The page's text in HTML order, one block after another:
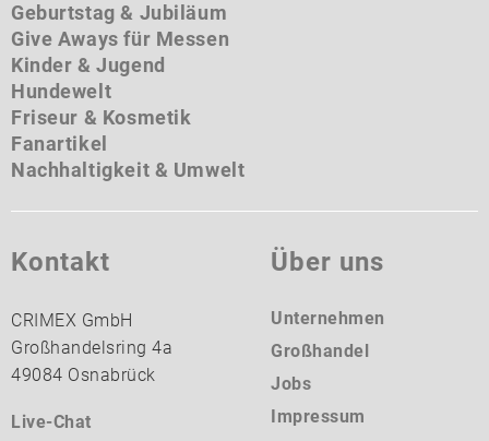
Geburtstag & Jubiläum
Give Aways für Messen
Kinder & Jugend
Hundewelt
Friseur & Kosmetik
Fanartikel
Nachhaltigkeit & Umwelt
Kontakt
CRIMEX GmbH
Großhandelsring 4a
49084 Osnabrück
Live-Chat
Über uns
Unternehmen
Großhandel
Jobs
Impressum